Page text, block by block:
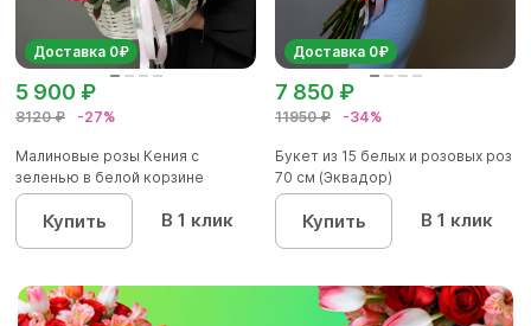
Доставка 0₽
8120 ₽ -27%
5 900 ₽
Малиновые розы Кения с
зеленью в белой корзине
Купить В 1 клик
Доставка 0₽
11950 ₽ -34%
7 850 ₽
Букет из 15 белых и розовых роз
70 см (Эквадор)
Купить В 1 клик